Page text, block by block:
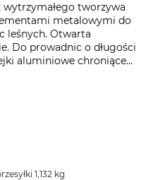
tworzywa
metalowymi do
leśnych. Otwarta
Do prowadnic o długości
aluminiowe chroniące...
1,132 kg